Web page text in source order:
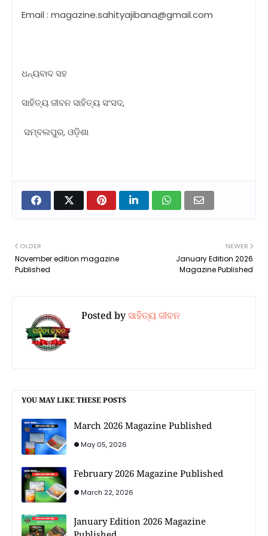
Email : magazine.sahityajibana@gmail.com
ଧନ୍ୟବାଦ ସହ
ସାହିତ୍ୟ ଜୀବନ ସାହିତ୍ୟ ସଂସଦ,
ସମ୍ବଲପୁର, ଓଡ଼ିଶା
NEWER
January Edition 2026
Magazine Published
OLDER
November edition magazine
Published
Posted byସାହିତ୍ୟ ଜୀବନ
YOU MAY LIKE THESE POSTS
March 2026 Magazine Published
May 05, 2026
February 2026 Magazine Published
March 22, 2026
January Edition 2026 Magazine